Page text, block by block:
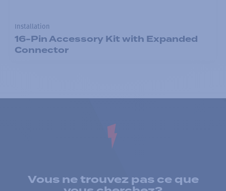
Installation
16-Pin Accessory Kit with Expanded
Connector
Vous ne trouvez pas ce que